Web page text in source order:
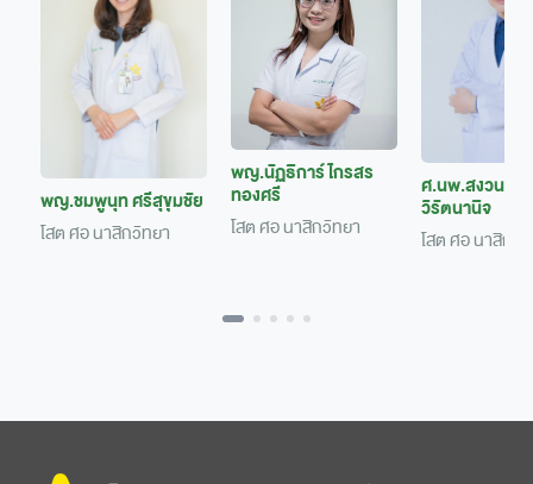
พญ.ชมพูนุท ศรีสุขุมชัย
โสต ศอ นาสิกวิทยา
พญ.นัฏธิการ์ ไกรสร
ทองศรี
โสต ศอ นาสิกวิทยา
ศ.นพ.สงวนศัก
วิรัตนานิจ
โสต ศอ นาสิกวิ